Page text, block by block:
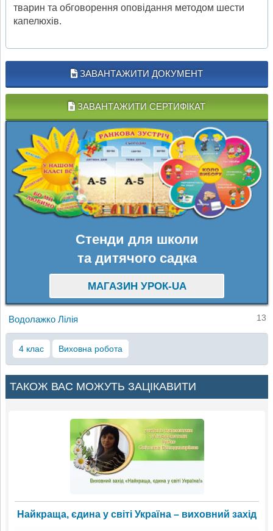
тварин та обговорення оповідання методом шести
капелюхів.
ЗАВАНТАЖИТИ ДОКУМЕНТ
ЗАВАНТАЖИТИ СЕРТИФІКАТ
Стенди для школи
та дитячого садка
МАГАЗИН УРОК-UA
Водолажко Лілія 13
4 клас Виховна робота
ТАКОЖ ВАС МОЖУТЬ ЗАЦІКАВИТИ
Найкраща, єдина у світі Україна – виховний захід